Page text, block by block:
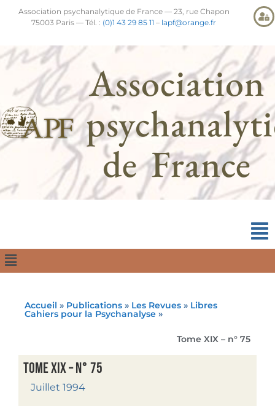
Association psychanalytique de France — 23, rue Chapon
75003 Paris — Tél. : (0)1 43 29 85 11 – lapf@orange.fr
Association
de France
Accueil » Publications » Les Revues » Libres
Cahiers pour la Psychanalyse »
Tome XIX – n° 75
Tome XIX – n° 75
Juillet 1994